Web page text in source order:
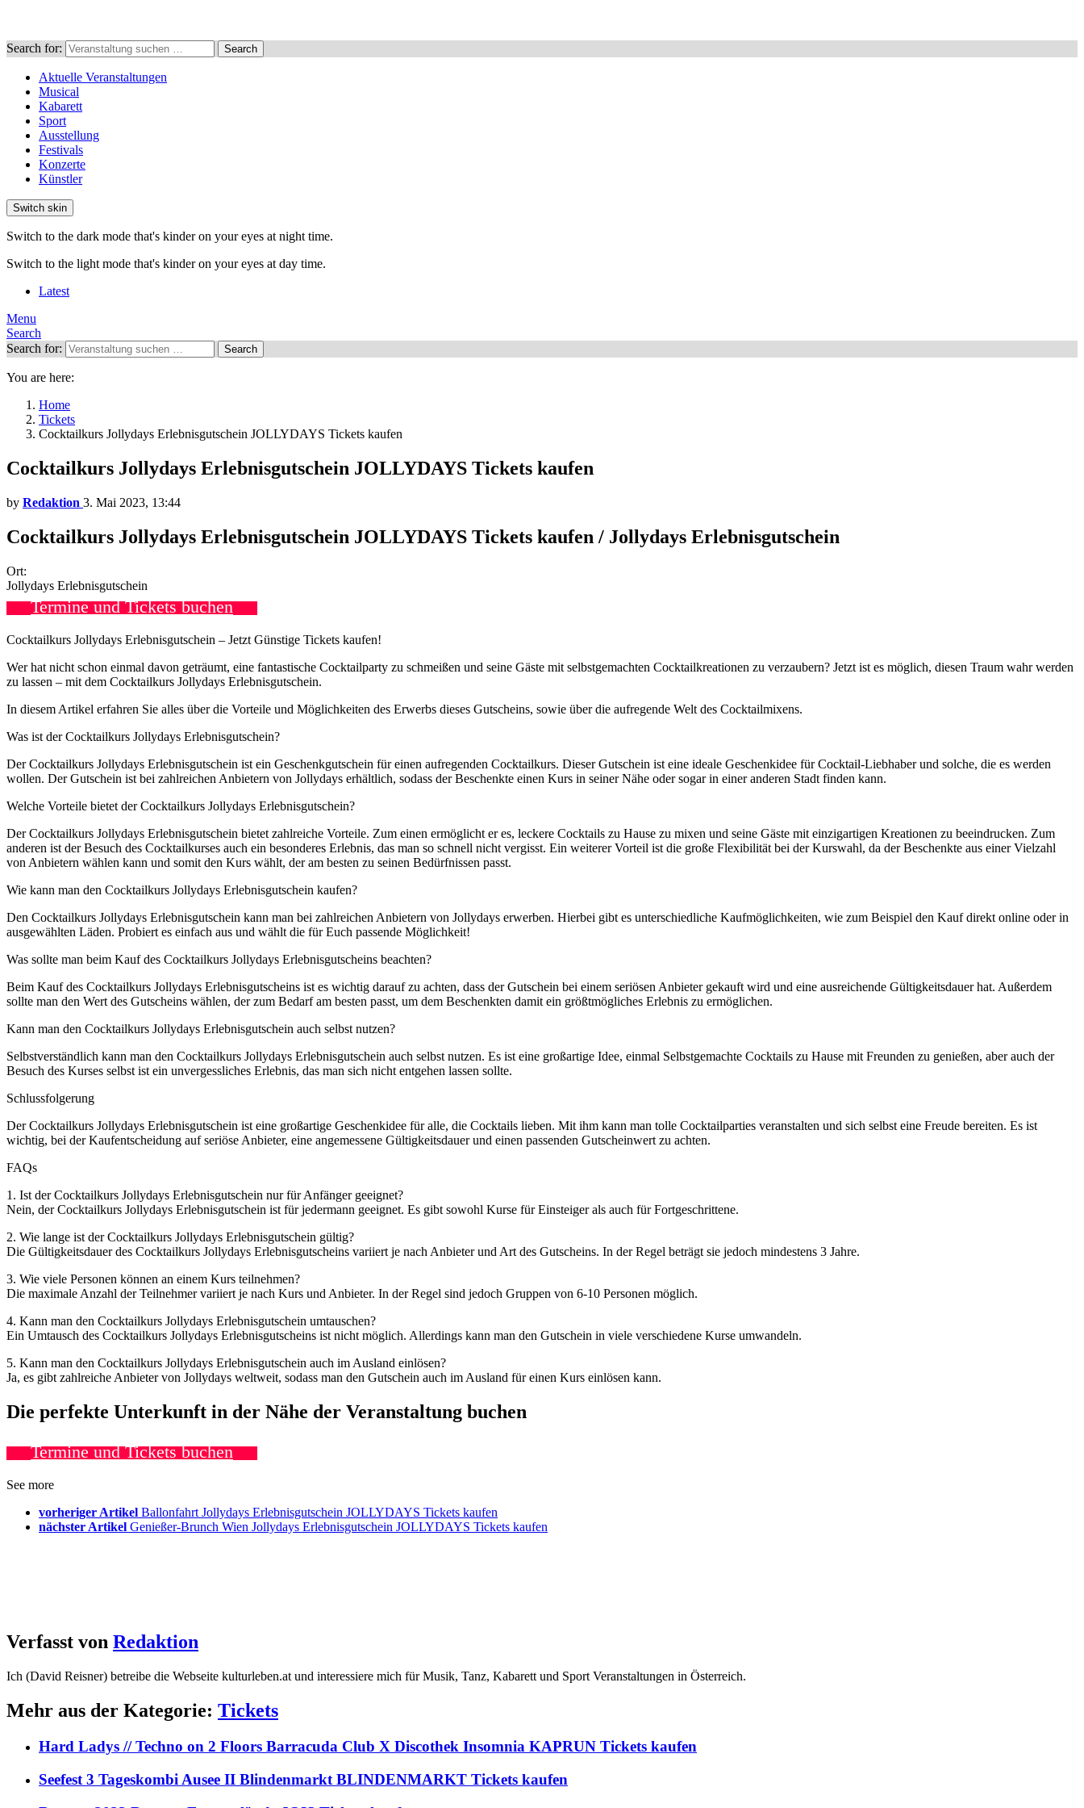
Search for: Search
Aktuelle Veranstaltungen
Musical
Kabarett
Sport
Ausstellung
Festivals
Konzerte
Künstler
Switch skin
Switch to the dark mode that's kinder on your eyes at night time.
Switch to the light mode that's kinder on your eyes at day time.
Latest
Menu
Search
Search for:
Search
You are here:
Home
Tickets
Cocktailkurs Jollydays Erlebnisgutschein JOLLYDAYS Tickets kaufen
Cocktailkurs Jollydays Erlebnisgutschein JOLLYDAYS Tickets kaufen
by Redaktion 3. Mai 2023, 13:44
Cocktailkurs Jollydays Erlebnisgutschein JOLLYDAYS Tickets kaufen / Jollydays Erlebnisgutschein
Ort:
Jollydays Erlebnisgutschein
Termine und Tickets buchen
Cocktailkurs Jollydays Erlebnisgutschein – Jetzt Günstige Tickets kaufen!
Wer hat nicht schon einmal davon geträumt, eine fantastische Cocktailparty zu schmeißen und seine Gäste mit selbstgemachten Cocktailkreationen zu verzaubern? Jetzt ist es möglich, diesen Traum wahr werden
zu lassen – mit dem Cocktailkurs Jollydays Erlebnisgutschein.
In diesem Artikel erfahren Sie alles über die Vorteile und Möglichkeiten des Erwerbs dieses Gutscheins, sowie über die aufregende Welt des Cocktailmixens.
Was ist der Cocktailkurs Jollydays Erlebnisgutschein?
Der Cocktailkurs Jollydays Erlebnisgutschein ist ein Geschenkgutschein für einen aufregenden Cocktailkurs. Dieser Gutschein ist eine ideale Geschenkidee für Cocktail-Liebhaber und solche, die es werden
wollen. Der Gutschein ist bei zahlreichen Anbietern von Jollydays erhältlich, sodass der Beschenkte einen Kurs in seiner Nähe oder sogar in einer anderen Stadt finden kann.
Welche Vorteile bietet der Cocktailkurs Jollydays Erlebnisgutschein?
Der Cocktailkurs Jollydays Erlebnisgutschein bietet zahlreiche Vorteile. Zum einen ermöglicht er es, leckere Cocktails zu Hause zu mixen und seine Gäste mit einzigartigen Kreationen zu beeindrucken. Zum
anderen ist der Besuch des Cocktailkurses auch ein besonderes Erlebnis, das man so schnell nicht vergisst. Ein weiterer Vorteil ist die große Flexibilität bei der Kurswahl, da der Beschenkte aus einer Vielzahl
von Anbietern wählen kann und somit den Kurs wählt, der am besten zu seinen Bedürfnissen passt.
Wie kann man den Cocktailkurs Jollydays Erlebnisgutschein kaufen?
Den Cocktailkurs Jollydays Erlebnisgutschein kann man bei zahlreichen Anbietern von Jollydays erwerben. Hierbei gibt es unterschiedliche Kaufmöglichkeiten, wie zum Beispiel den Kauf direkt online oder in
ausgewählten Läden. Probiert es einfach aus und wählt die für Euch passende Möglichkeit!
Was sollte man beim Kauf des Cocktailkurs Jollydays Erlebnisgutscheins beachten?
Beim Kauf des Cocktailkurs Jollydays Erlebnisgutscheins ist es wichtig darauf zu achten, dass der Gutschein bei einem seriösen Anbieter gekauft wird und eine ausreichende Gültigkeitsdauer hat. Außerdem
sollte man den Wert des Gutscheins wählen, der zum Bedarf am besten passt, um dem Beschenkten damit ein größtmögliches Erlebnis zu ermöglichen.
Kann man den Cocktailkurs Jollydays Erlebnisgutschein auch selbst nutzen?
Selbstverständlich kann man den Cocktailkurs Jollydays Erlebnisgutschein auch selbst nutzen. Es ist eine großartige Idee, einmal Selbstgemachte Cocktails zu Hause mit Freunden zu genießen, aber auch der
Besuch des Kurses selbst ist ein unvergessliches Erlebnis, das man sich nicht entgehen lassen sollte.
Schlussfolgerung
Der Cocktailkurs Jollydays Erlebnisgutschein ist eine großartige Geschenkidee für alle, die Cocktails lieben. Mit ihm kann man tolle Cocktailparties veranstalten und sich selbst eine Freude bereiten. Es ist
wichtig, bei der Kaufentscheidung auf seriöse Anbieter, eine angemessene Gültigkeitsdauer und einen passenden Gutscheinwert zu achten.
FAQs
1. Ist der Cocktailkurs Jollydays Erlebnisgutschein nur für Anfänger geeignet?
Nein, der Cocktailkurs Jollydays Erlebnisgutschein ist für jedermann geeignet. Es gibt sowohl Kurse für Einsteiger als auch für Fortgeschrittene.
2. Wie lange ist der Cocktailkurs Jollydays Erlebnisgutschein gültig?
Die Gültigkeitsdauer des Cocktailkurs Jollydays Erlebnisgutscheins variiert je nach Anbieter und Art des Gutscheins. In der Regel beträgt sie jedoch mindestens 3 Jahre.
3. Wie viele Personen können an einem Kurs teilnehmen?
Die maximale Anzahl der Teilnehmer variiert je nach Kurs und Anbieter. In der Regel sind jedoch Gruppen von 6-10 Personen möglich.
4. Kann man den Cocktailkurs Jollydays Erlebnisgutschein umtauschen?
Ein Umtausch des Cocktailkurs Jollydays Erlebnisgutscheins ist nicht möglich. Allerdings kann man den Gutschein in viele verschiedene Kurse umwandeln.
5. Kann man den Cocktailkurs Jollydays Erlebnisgutschein auch im Ausland einlösen?
Ja, es gibt zahlreiche Anbieter von Jollydays weltweit, sodass man den Gutschein auch im Ausland für einen Kurs einlösen kann.
Die perfekte Unterkunft in der Nähe der Veranstaltung buchen
Termine und Tickets buchen
See more
vorheriger Artikel Ballonfahrt Jollydays Erlebnisgutschein JOLLYDAYS Tickets kaufen
nächster Artikel Genießer-Brunch Wien Jollydays Erlebnisgutschein JOLLYDAYS Tickets kaufen
Verfasst von Redaktion
Ich (David Reisner) betreibe die Webseite kulturleben.at und interessiere mich für Musik, Tanz, Kabarett und Sport Veranstaltungen in Österreich.
Mehr aus der Kategorie: Tickets
Hard Ladys // Techno on 2 Floors Barracuda Club X Discothek Insomnia KAPRUN Tickets kaufen
Seefest 3 Tageskombi Ausee II Blindenmarkt BLINDENMARKT Tickets kaufen